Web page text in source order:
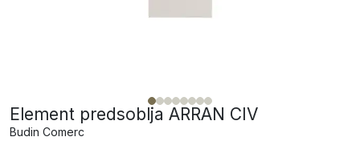
Element predsoblja ARRAN CIV
Budin Comerc